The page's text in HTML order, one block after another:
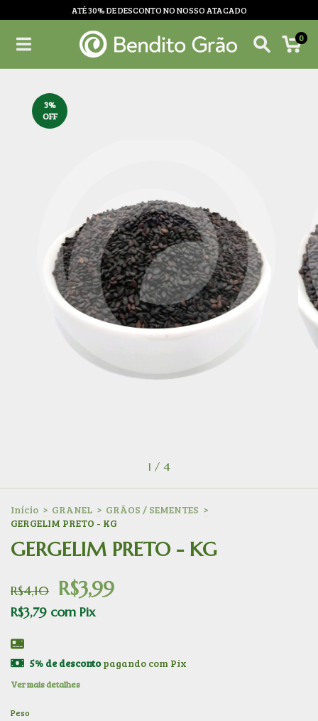
ATÉ 30% DE DESCONTO NO NOSSO ATACADO
0
3%
OFF
1 / 4
Início > GRANEL > GRÃOS / SEMENTES >
GERGELIM PRETO - KG
GERGELIM PRETO - KG
R$4,10 R$3,99
R$3,79 com Pix
5% de descontopagando com Pix
Ver mais detalhes
Peso